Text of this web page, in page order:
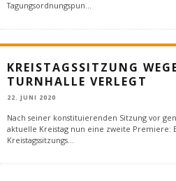
Tagungsordnungspun...
KREISTAGSSITZUNG
TURNHALLE VERLEGT
22. JUNI 2020
Nach seiner konstituierenden Sitzung vor
aktuelle Kreistag nun eine zweite Premiere:
Kreistagssitzungs...